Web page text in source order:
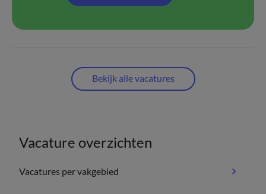
Bekijk alle vacatures
Vacature overzichten
Vacatures per vakgebied